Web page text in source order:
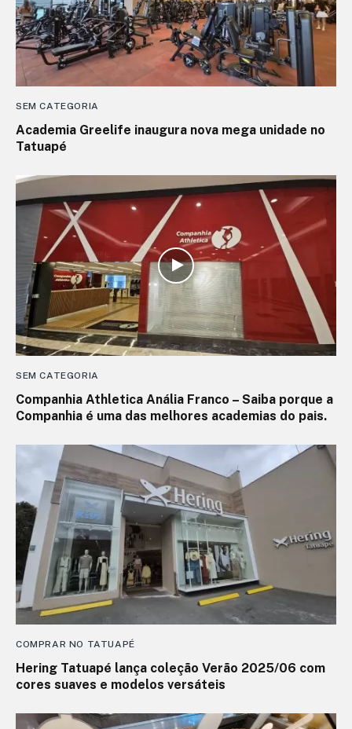
SEM CATEGORIA
Academia Greelife inaugura nova mega unidade no
Tatuapé
SEM CATEGORIA
Companhia Athletica Anália Franco – Saiba porque a
Companhia é uma das melhores academias do pais.
COMPRAR NO TATUAPÉ
Hering Tatuapé lança coleção Verão 2025/06 com
cores suaves e modelos versáteis